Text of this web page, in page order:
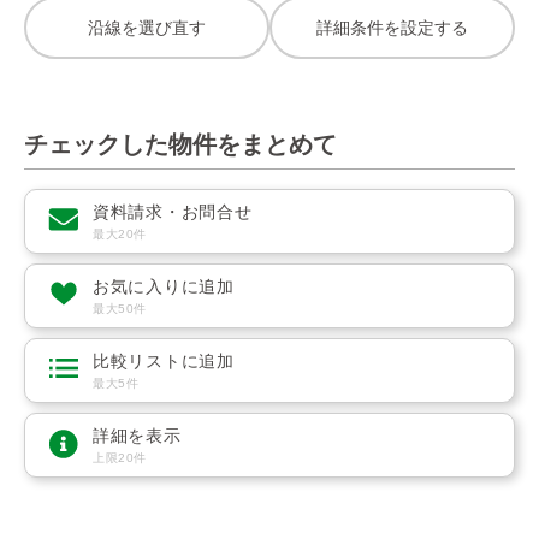
沿線を選び直す 詳細条件を設定する
チェックした物件をまとめて
資料請求・お問合せ
最大20件
お気に入りに追加
最大50件
比較リストに追加
最大5件
詳細を表示
上限20件